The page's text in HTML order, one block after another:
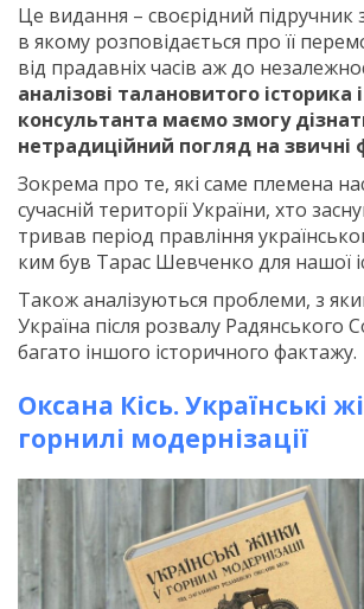
Це видання – своєрідний підручник з
в якому розповідається про її
від прадавніх часів аж до
аналізові талановитого історика
консультанта маємо змогу
нетрадиційний погляд на звичні
Зокрема про те, які саме племена
сучасній території України, хто
тривав період правління
ким був Тарас Шевченко для нашої
Також аналізуються проблеми, з
Україна після розвалу Радянського
багато іншого історичного фактажу.
Оксана Кісь. Українські
горнилі модернізації